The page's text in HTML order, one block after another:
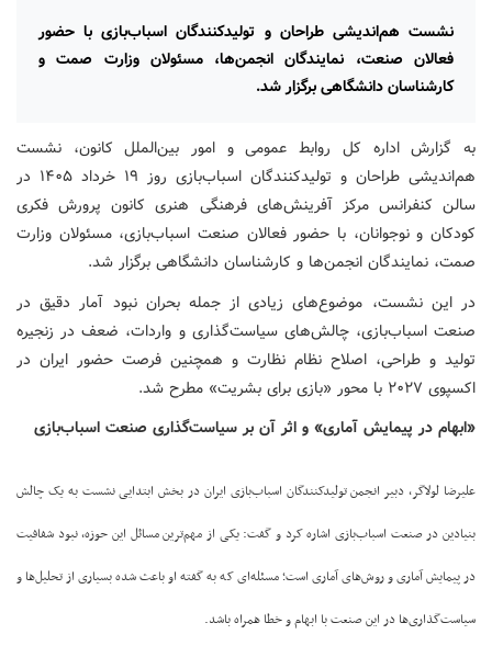
نشست هم‌اندیشی طراحان و تولیدکنندگان اسباب‌بازی با حضور
فعالان صنعت، نمایندگان انجمن‌ها، مسئولان وزارت صمت و
کارشناسان دانشگاهی برگزار شد.
به گزارش اداره کل روابط عمومی و امور بین‌الملل کانون، نشست
هم‌اندیشی طراحان و تولیدکنندگان اسباب‌بازی روز ۱۹ خرداد ۱۴۰۵ در
سالن کنفرانس مرکز آفرینش‌های فرهنگی هنری کانون پرورش فکری
کودکان و نوجوانان، با حضور فعالان صنعت اسباب‌بازی، مسئولان وزارت
صمت، نمایندگان انجمن‌ها و کارشناسان دانشگاهی برگزار شد.
در این نشست، موضوع‌های زیادی از جمله بحران نبود آمار دقیق در
صنعت اسباب‌بازی، چالش‌های سیاست‌گذاری و واردات، ضعف در زنجیره
تولید و طراحی، اصلاح نظام نظارت و همچنین فرصت حضور ایران در
اکسپوی ۲۰۲۷ با محور «بازی برای بشریت» مطرح شد.
«ابهام در پیمایش آماری» و اثر آن بر سیاست‌گذاری صنعت اسباب‌بازی
علیرضا لولاگر، دبیر انجمن تولیدکنندگان اسباب‌بازی ایران در بخش ابتدایی نشست به یک چالش
بنیادین در صنعت اسباب‌بازی اشاره کرد و گفت: یکی از مهم‌ترین مسائل این حوزه، نبود شفافیت
در پیمایش آماری و روش‌های آماری است؛ مسئله‌ای که به گفته او باعث شده بسیاری از تحلیل‌ها و
سیاست‌گذاری‌ها در این صنعت با ابهام و خطا همراه باشد.